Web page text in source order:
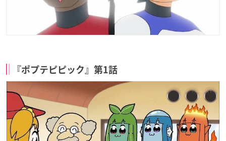
『ポプテピピック』第1話